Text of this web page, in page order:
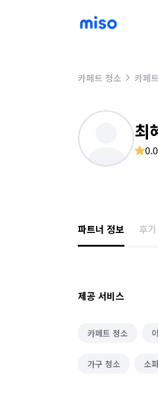
카페트 청소 카페
최
파트너 정보 후기
제공 서비스
카페트 청소
가구 청소 소